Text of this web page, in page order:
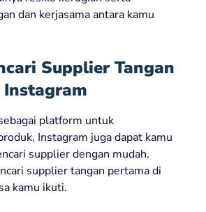
dan kerjasama antara kamu
Supplier Tangan
platform untuk
Instagram juga dapat kamu
supplier dengan mudah.
supplier tangan pertama di
kamu ikuti.